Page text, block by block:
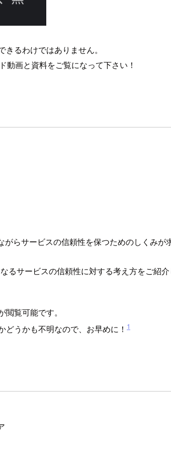
るわけではありません。
画と資料をご覧になって下さい！
らサービスの信頼性を保つためのしくみが
サービスの信頼性に対する考え方をご紹
覧可能です。
うかも不明なので、お早めに！ 1